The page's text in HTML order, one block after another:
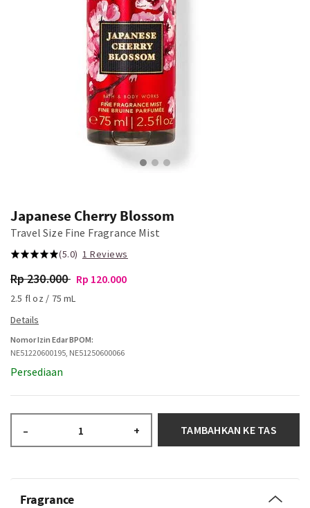
Japanese Cherry Blossom
Travel Size Fine Fragrance Mist
(5.0) 1 Reviews
Rp 230.000 Rp 120.000
2.5 fl oz / 75 mL
Nomor Izin Edar BPOM:
NE51220600195, NE51250600066
Persediaan
– + TAMBAHKAN KE TAS
Fragrance